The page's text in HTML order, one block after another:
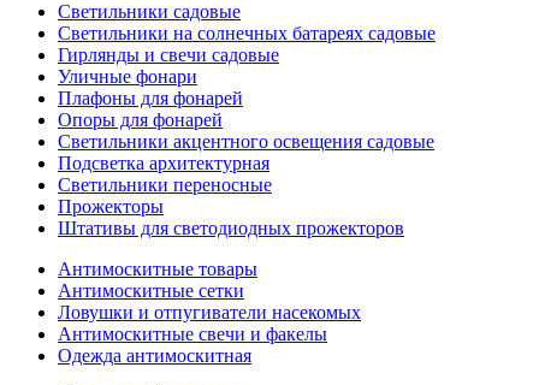
Светильники садовые
Светильники на солнечных батареях садовые
Гирлянды и свечи садовые
Уличные фонари
Плафоны для фонарей
Опоры для фонарей
Светильники акцентного освещения садовые
Подсветка архитектурная
Светильники переносные
Прожекторы
Штативы для светодиодных прожекторов
Антимоскитные товары
Антимоскитные сетки
Ловушки и отпугиватели насекомых
Антимоскитные свечи и факелы
Одежда антимоскитная